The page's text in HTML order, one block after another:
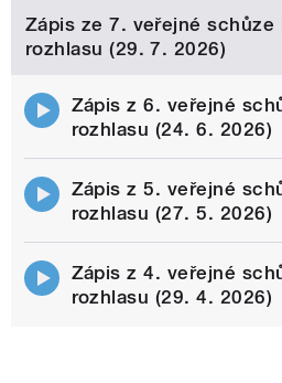
Zápis ze 7. veřejné schůze
rozhlasu (29. 7. 2026)
Zápis z 6. veřejné
rozhlasu (24. 6. 2026)
Zápis z 5. veřejné
rozhlasu (27. 5. 2026)
Zápis z 4. veřejné
rozhlasu (29. 4. 2026)